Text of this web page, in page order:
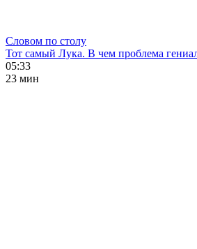
Словом по столу
Тот самый Лука. В чем проблема
05:33
23 мин